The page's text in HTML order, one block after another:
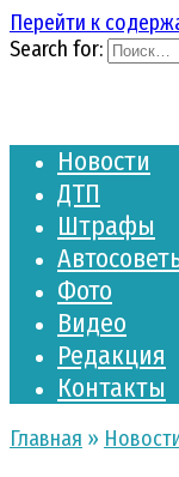
Перейти к
Search for:
Новости
ДТП
Штрафы
Фото
Видео
Редакция
Контакты
Главная »